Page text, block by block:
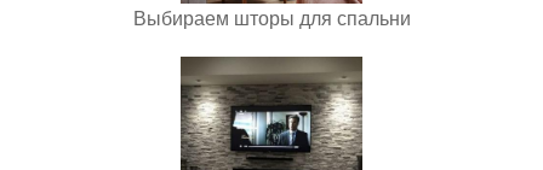
Выбираем шторы для спальни